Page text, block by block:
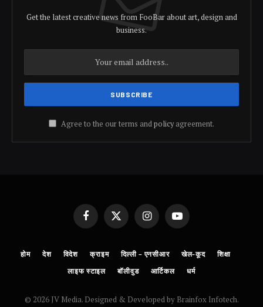
Get the latest creative news from FooBar about art, design and
business.
Agree to the our terms andpolicyagreement.
FacebookX
(Twitter)
InstagramYouTube
होम देश विदेश क्राइम दिल्ली – एनसीआर खेल-कूद शिक्षा
लाइफ स्टाइल बॉलीवुड आर्टिकल धर्म
© 2026 JV Media. Designed & Developed by Brainfox Infotech.